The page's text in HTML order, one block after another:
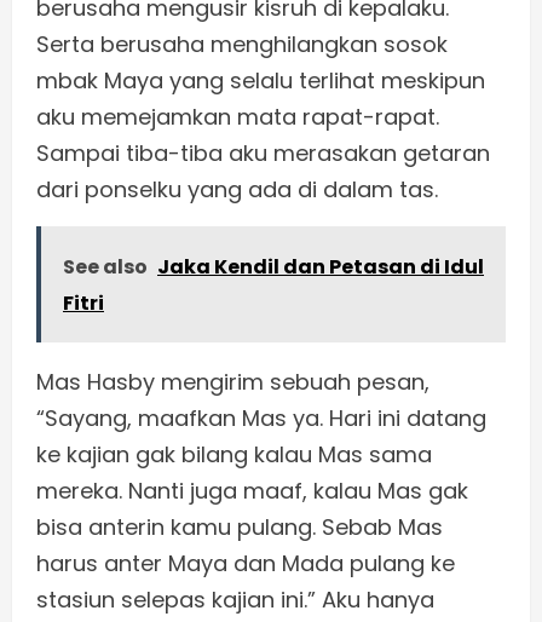
berusaha mengusir kisruh di kepalaku.
Serta berusaha menghilangkan sosok
mbak Maya yang selalu terlihat meskipun
aku memejamkan mata rapat-rapat.
Sampai tiba-tiba aku merasakan getaran
dari ponselku yang ada di dalam tas.
See also Jaka Kendil dan Petasan di Idul
Fitri
Mas Hasby mengirim sebuah pesan,
“Sayang, maafkan Mas ya. Hari ini datang
ke kajian gak bilang kalau Mas sama
mereka. Nanti juga maaf, kalau Mas gak
bisa anterin kamu pulang. Sebab Mas
harus anter Maya dan Mada pulang ke
stasiun selepas kajian ini.” Aku hanya